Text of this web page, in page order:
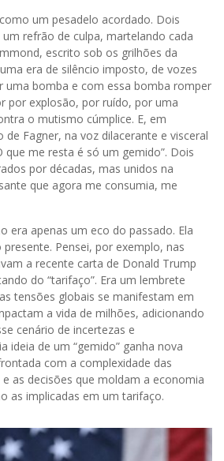
um pesadelo acordado. Dois
refrão de culpa, martelando cada
escrito sob os grilhões da
era de silêncio imposto, de vozes
uma bomba e com essa bomba romper
por explosão, por ruído, por uma
o mutismo cúmplice. E, em
de Fagner, na voz dilacerante e visceral
que me resta é só um gemido”. Dois
por décadas, mas unidos na
que agora me consumia, me
era apenas um eco do passado. Ela
Pensei, por exemplo, nas
a recente carta de Donald Trump
do “tarifaço”. Era um lembrete
tensões globais se manifestam em
a vida de milhões, adicionando
cenário de incertezas e
ideia de um “gemido” ganha nova
com a complexidade das
as decisões que moldam a economia
as implicadas em um tarifaço.